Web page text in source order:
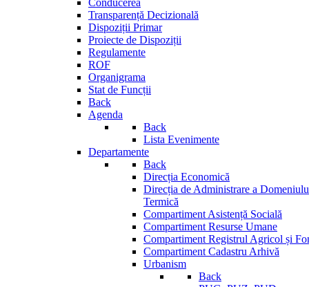
Conducerea
Transparență Decizională
Dispoziții Primar
Proiecte de Dispoziții
Regulamente
ROF
Organigrama
Stat de Funcții
Back
Agenda
Back
Lista Evenimente
Departamente
Back
Direcția Economică
Direcția de Administrare a
Termică
Compartiment Asistență Socială
Compartiment Resurse Umane
Compartiment Registrul Agricol și
Compartiment Cadastru Arhivă
Urbanism
Back